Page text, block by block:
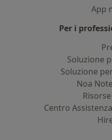
App
Per i
Soluzione
Soluzione
Noa
Centro